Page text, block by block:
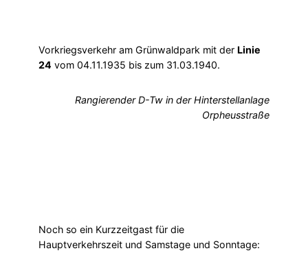
Vorkriegsverkehr am Grünwaldpark mit der Linie
24 vom 04.11.1935 bis zum 31.03.1940.
Rangierender D-Tw in der Hinterstellanlage
Orpheusstraße
Noch so ein Kurzzeitgast für die
Hauptverkehrszeit und Samstage und Sonntage: